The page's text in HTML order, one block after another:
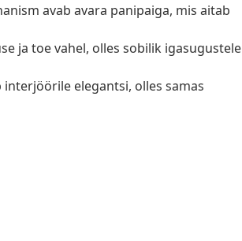
avab avara panipaiga, mis aitab
ja toe vahel, olles sobilik igasugustele
elegantsi, olles samas